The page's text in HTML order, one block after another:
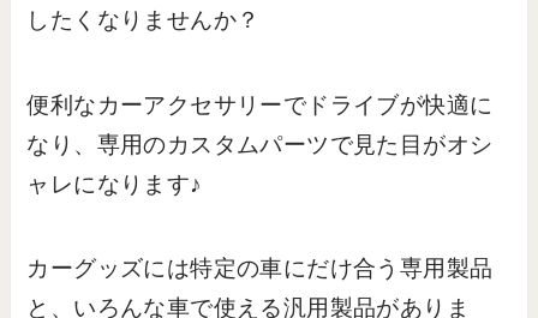
したくなりませんか？
便利なカーアクセサリーでドライブが快適に
なり、専用のカスタムパーツで見た目がオシ
ャレになります♪
カーグッズには特定の車にだけ合う専用製品
と、いろんな車で使える汎用製品がありま